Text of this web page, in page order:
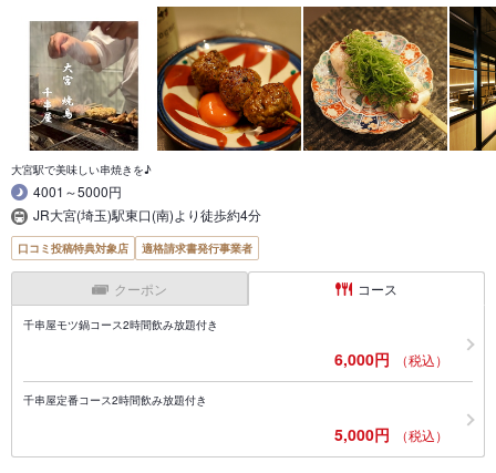
大宮駅で美味しい串焼きを♪
4001～5000円
JR大宮(埼玉)駅東口(南)より徒歩約4分
口コミ投稿特典対象店 適格請求書発行事業者
クーポン コース
千串屋モツ鍋コース2時間飲み放題付き
6,000円 （税込）
千串屋定番コース2時間飲み放題付き
5,000円 （税込）